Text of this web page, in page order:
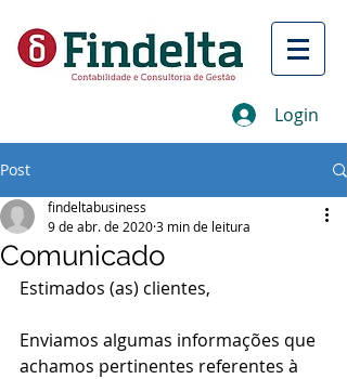
Login
Post
Comunicado
findeltabusiness
9 de abr. de 20203 min de leitura
Estimados (as) clientes,
Enviamos algumas informações que
achamos pertinentes referentes à